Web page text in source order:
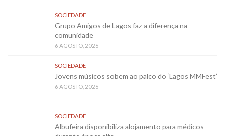
SOCIEDADE
Grupo Amigos de Lagos faz a diferença na
comunidade
6 AGOSTO, 2026
SOCIEDADE
Jovens músicos sobem ao palco do ‘Lagos MMFest’
6 AGOSTO, 2026
SOCIEDADE
Albufeira disponibiliza alojamento para médicos